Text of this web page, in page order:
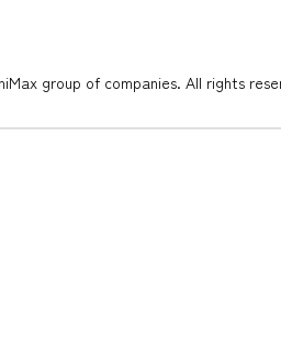
group of companies. All rights